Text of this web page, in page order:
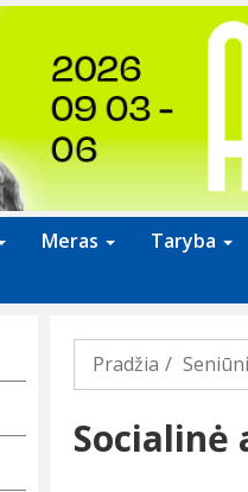
Meras Taryba
Pradžia
Socialinė